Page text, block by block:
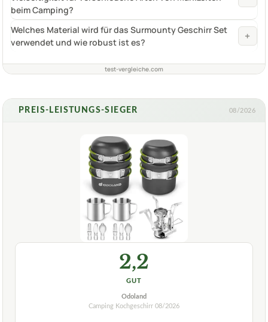
beim Camping?
Welches Material wird für das Surmounty Geschirr Set
verwendet und wie robust ist es?
+
test-vergleiche.com
PREIS-LEISTUNGS-SIEGER 08/2026
2,2
GUT
Odoland
Camping Kochgeschirr 08/2026